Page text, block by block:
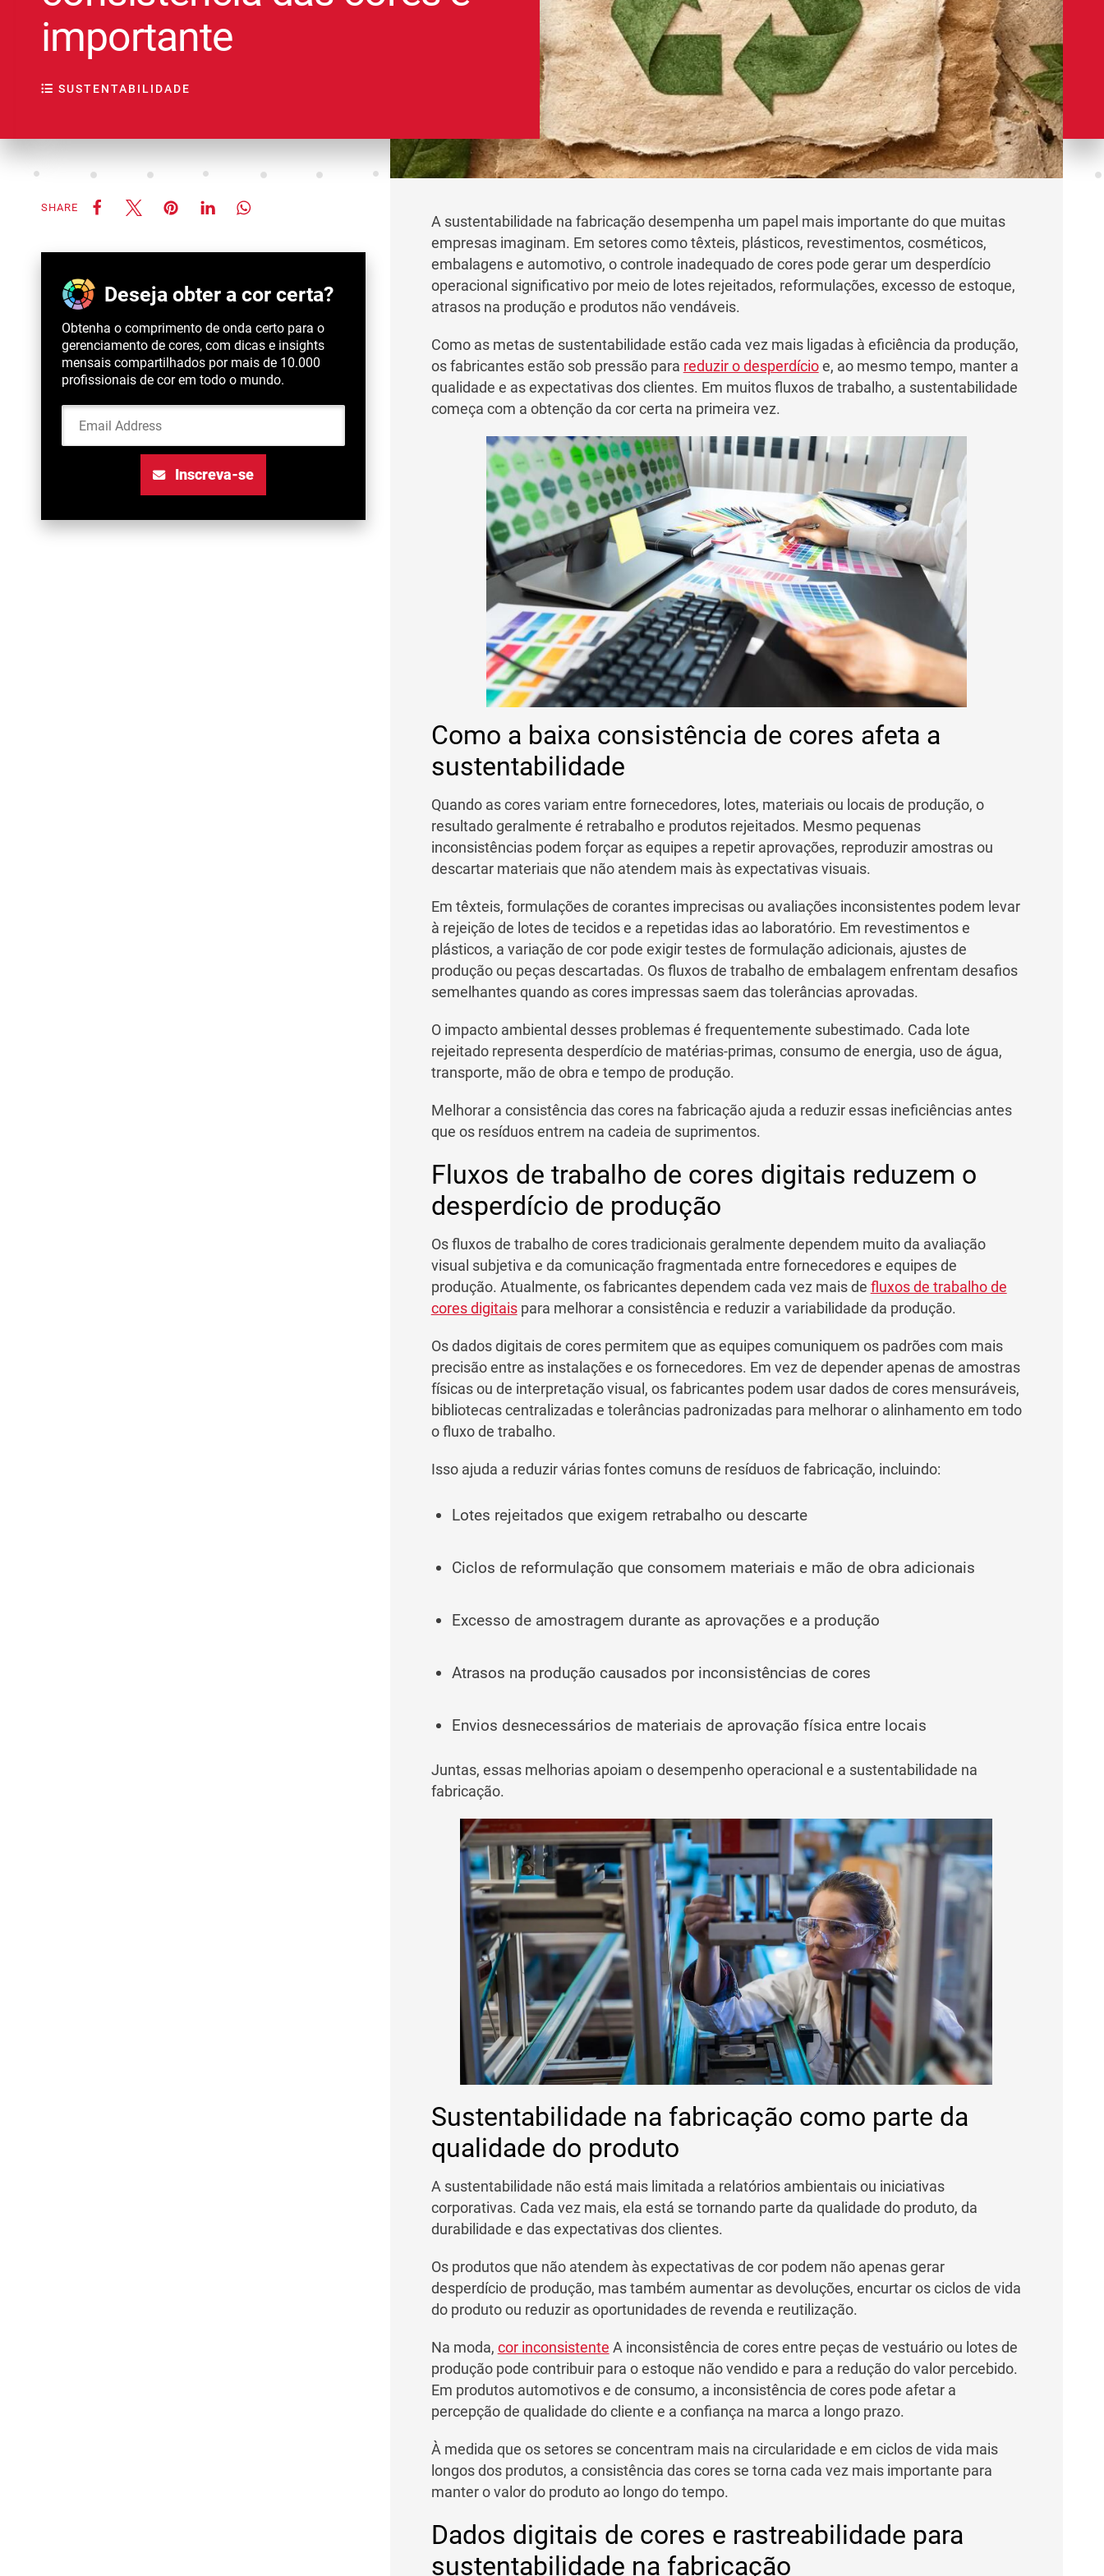
importante
SUSTENTABILIDADE
SHARE
Deseja obter a cor certa?
Obtenha o comprimento de onda certo para o
gerenciamento de cores, com dicas e insights
mensais compartilhados por mais de 10.000
profissionais de cor em todo o mundo.
Email Address
Inscreva-se
A sustentabilidade na fabricação desempenha um papel mais importante do que muitas
empresas imaginam. Em setores como têxteis, plásticos, revestimentos, cosméticos,
embalagens e automotivo, o controle inadequado de cores pode gerar um desperdício
operacional significativo por meio de lotes rejeitados, reformulações, excesso de estoque,
atrasos na produção e produtos não vendáveis.
Como as metas de sustentabilidade estão cada vez mais ligadas à eficiência da produção,
os fabricantes estão sob pressão para reduzir o desperdícioe, ao mesmo tempo, manter a
qualidade e as expectativas dos clientes. Em muitos fluxos de trabalho, a sustentabilidade
começa com a obtenção da cor certa na primeira vez.
Como a baixa consistência de cores afeta a
sustentabilidade
Quando as cores variam entre fornecedores, lotes, materiais ou locais de produção, o
resultado geralmente é retrabalho e produtos rejeitados. Mesmo pequenas
inconsistências podem forçar as equipes a repetir aprovações, reproduzir amostras ou
descartar materiais que não atendem mais às expectativas visuais.
Em têxteis, formulações de corantes imprecisas ou avaliações inconsistentes podem levar
à rejeição de lotes de tecidos e a repetidas idas ao laboratório. Em revestimentos e
plásticos, a variação de cor pode exigir testes de formulação adicionais, ajustes de
produção ou peças descartadas. Os fluxos de trabalho de embalagem enfrentam desafios
semelhantes quando as cores impressas saem das tolerâncias aprovadas.
O impacto ambiental desses problemas é frequentemente subestimado. Cada lote
rejeitado representa desperdício de matérias-primas, consumo de energia, uso de água,
transporte, mão de obra e tempo de produção.
Melhorar a consistência das cores na fabricação ajuda a reduzir essas ineficiências antes
que os resíduos entrem na cadeia de suprimentos.
Fluxos de trabalho de cores digitais reduzem o
desperdício de produção
Os fluxos de trabalho de cores tradicionais geralmente dependem muito da avaliação
visual subjetiva e da comunicação fragmentada entre fornecedores e equipes de
produção. Atualmente, os fabricantes dependem cada vez mais de fluxos de trabalho de
cores digitaispara melhorar a consistência e reduzir a variabilidade da produção.
Os dados digitais de cores permitem que as equipes comuniquem os padrões com mais
precisão entre as instalações e os fornecedores. Em vez de depender apenas de amostras
físicas ou de interpretação visual, os fabricantes podem usar dados de cores mensuráveis,
bibliotecas centralizadas e tolerâncias padronizadas para melhorar o alinhamento em todo
o fluxo de trabalho.
Isso ajuda a reduzir várias fontes comuns de resíduos de fabricação, incluindo:
Lotes rejeitados que exigem retrabalho ou descarte
Ciclos de reformulação que consomem materiais e mão de obra adicionais
Excesso de amostragem durante as aprovações e a produção
Atrasos na produção causados por inconsistências de cores
Envios desnecessários de materiais de aprovação física entre locais
Juntas, essas melhorias apoiam o desempenho operacional e a sustentabilidade na
fabricação.
Sustentabilidade na fabricação como parte da
qualidade do produto
A sustentabilidade não está mais limitada a relatórios ambientais ou iniciativas
corporativas. Cada vez mais, ela está se tornando parte da qualidade do produto, da
durabilidade e das expectativas dos clientes.
Os produtos que não atendem às expectativas de cor podem não apenas gerar
desperdício de produção, mas também aumentar as devoluções, encurtar os ciclos de vida
do produto ou reduzir as oportunidades de revenda e reutilização.
Na moda, cor inconsistente A inconsistência de cores entre peças de vestuário ou lotes de
produção pode contribuir para o estoque não vendido e para a redução do valor percebido.
Em produtos automotivos e de consumo, a inconsistência de cores pode afetar a
percepção de qualidade do cliente e a confiança na marca a longo prazo.
À medida que os setores se concentram mais na circularidade e em ciclos de vida mais
longos dos produtos, a consistência das cores se torna cada vez mais importante para
manter o valor do produto ao longo do tempo.
Dados digitais de cores e rastreabilidade para
sustentabilidade na fabricação